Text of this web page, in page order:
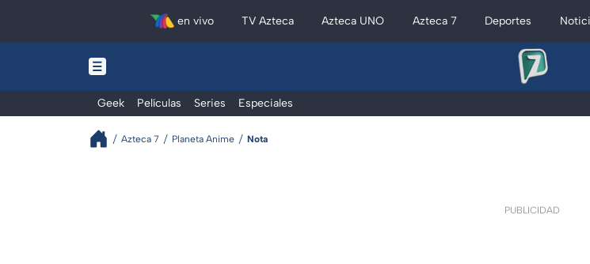
en vivo TV Azteca Azteca UNO Azteca 7 Deportes
Geek Películas Series Especiales
Azteca 7 Planeta Anime Nota
PUBLICIDAD